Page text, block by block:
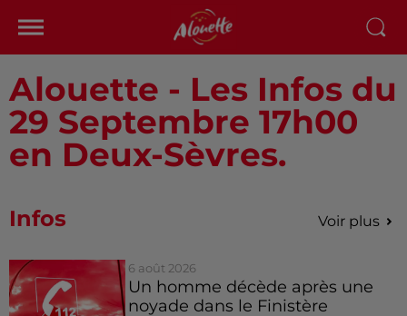
Alouette - Les Infos du
29 Septembre 17h00
en Deux-Sèvres.
Infos Voir plus
6 août 2026
Un homme décède après une
noyade dans le Finistère